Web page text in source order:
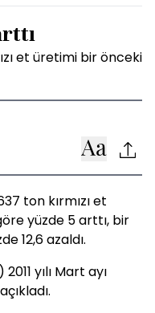
et üretimi bir önceki
ton kırmızı et
yüzde 5 arttı, bir
12,6 azaldı.
yılı Mart ayı